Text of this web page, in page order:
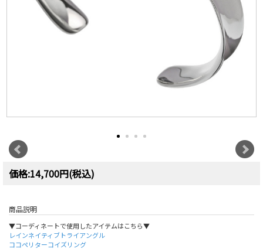
価格:14,700円(税込)
商品説明
▼コーディネートで使用したアイテムはこちら▼
レインネイティブトライアングル
ココペリターコイズリング